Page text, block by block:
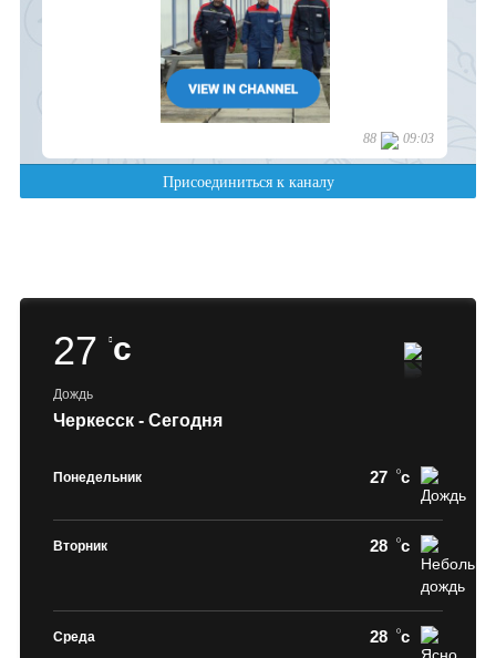
27 c
Дождь
Черкесск - Сегодня
Понедельник 27 c
Вторник 28 c
Среда 28 c